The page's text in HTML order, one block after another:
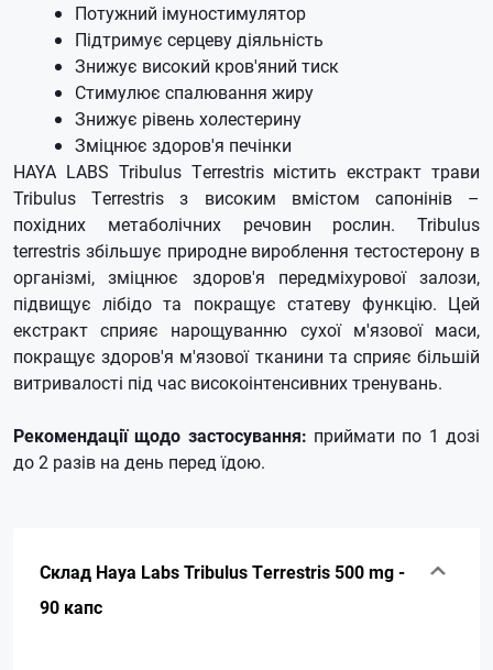
Потужний імуностимулятор
Підтримує серцеву діяльність
Знижує високий кров'яний тиск
Стимулює спалювання жиру
Знижує рівень холестерину
Зміцнює здоров'я печінки
HAYA LABS Tribulus Terrestris містить екстракт трави
Tribulus Terrestris з високим вмістом сапонінів –
похідних метаболічних речовин рослин. Tribulus
terrestris збільшує природне вироблення тестостерону в
організмі, зміцнює здоров'я передміхурової залози,
підвищує лібідо та покращує статеву функцію. Цей
екстракт сприяє нарощуванню сухої м'язової маси,
покращує здоров'я м'язової тканини та сприяє більшій
витривалості під час високоінтенсивних тренувань.
Рекомендації щодо застосування: приймати по 1 дозі
до 2 разів на день перед їдою.
Склад Haya Labs Tribulus Terrestris 500 mg -
90 капс